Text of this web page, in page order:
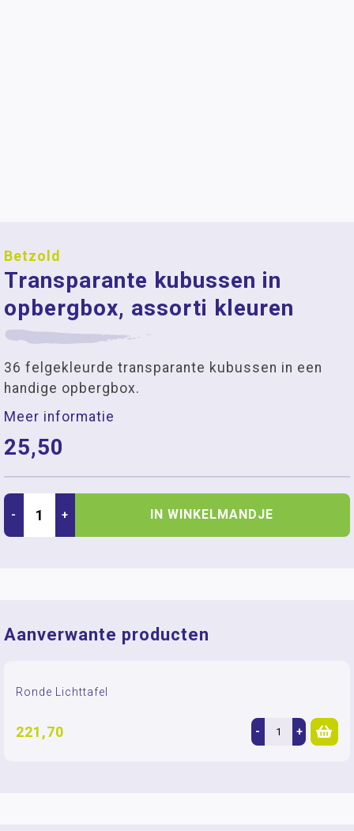
Betzold
Transparante kubussen in
opbergbox, assorti kleuren
36 felgekleurde transparante kubussen in een
handige opbergbox.
Meer informatie
25,50
- + IN WINKELMANDJE
Aanverwante producten
Ronde Lichttafel
221,70 - +